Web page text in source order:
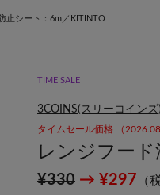
止シート：6m／KITINTO
TIME SALE
3COINS(スリーコインズ)
タイムセール価格 （
レンジフー
¥330 → ¥297 （